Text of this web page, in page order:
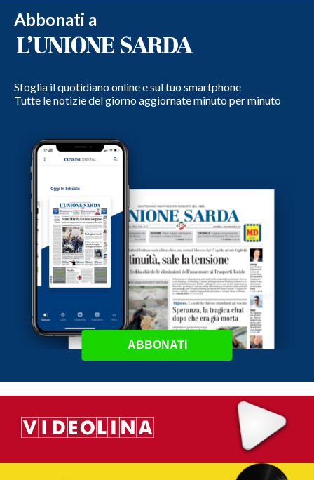
Abbonati a
Sfoglia il quotidiano online e sul tuo smartphone
Tutte le notizie del giorno aggiornate minuto per minuto
ABBONATI